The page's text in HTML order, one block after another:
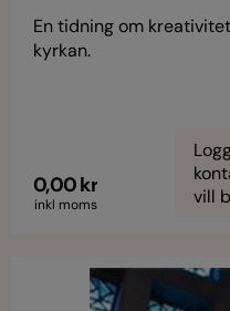
En tidning om
kyrkan.
0,00 kr
inkl moms
vill